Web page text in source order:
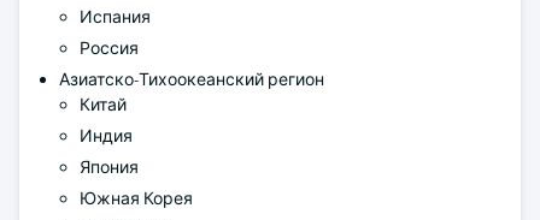
Испания
Россия
Азиатско-Тихоокеанский регион
Китай
Индия
Япония
Южная Корея